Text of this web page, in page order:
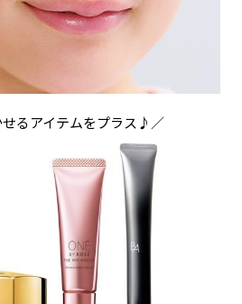
るアイテムをプラス♪／